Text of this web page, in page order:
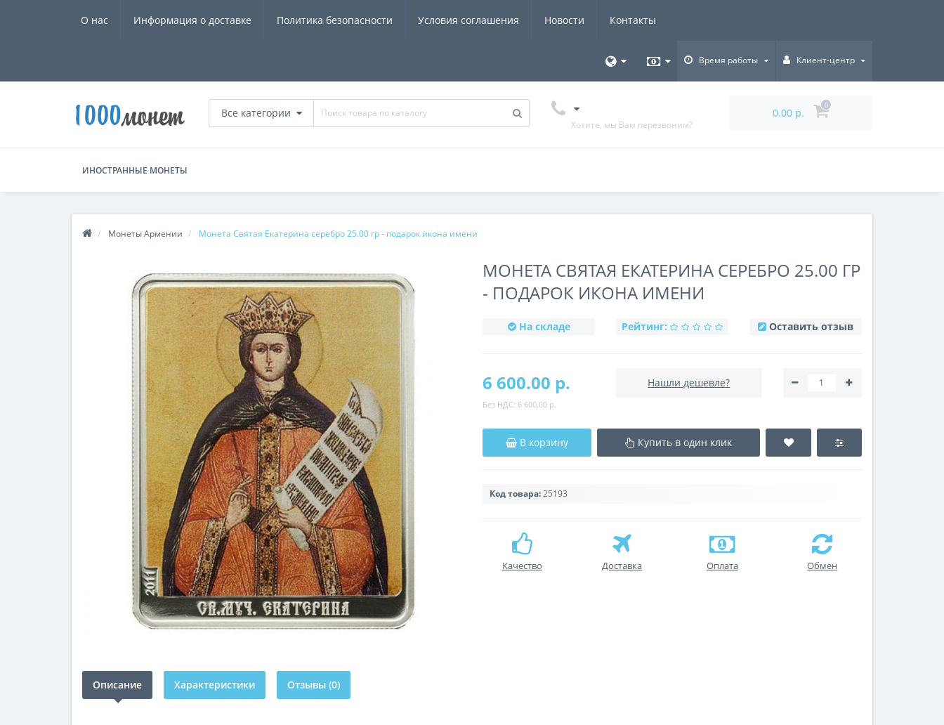
О нас Информация о доставке Политика безопасности Условия соглашения Новости Контакты
Время работы Клиент-центр
Все категории
Хотите, мы Вам перезвоним?
0.00 р.
0
ИНОСТРАННЫЕ МОНЕТЫ
Монеты Армении Монета Святая Екатерина серебро 25.00 гр - подарок икона имени
МОНЕТА СВЯТАЯ ЕКАТЕРИНА СЕРЕБРО 25.00 ГР
- ПОДАРОК ИКОНА ИМЕНИ
На складе Рейтинг: Оставить отзыв
6 600.00 р.
Без НДС: 6 600.00 р.
Нашли дешевле?
В корзину Купить в один клик
Код товара:25193
Качество Доставка Оплата Обмен
Описание Характеристики Отзывы (0)